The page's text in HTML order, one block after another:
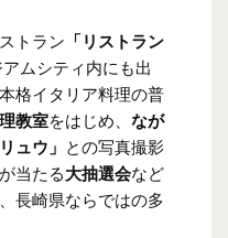
トラン 「リストラン
アムシティ内にも出
格イタリア料理の普
教室をはじめ、 なが
ュウ」 との写真撮影
当たる大抽選会など
長崎県ならではの多